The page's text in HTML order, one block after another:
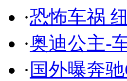
·恐怖车祸
·奥迪公主-
· 国外曝奔